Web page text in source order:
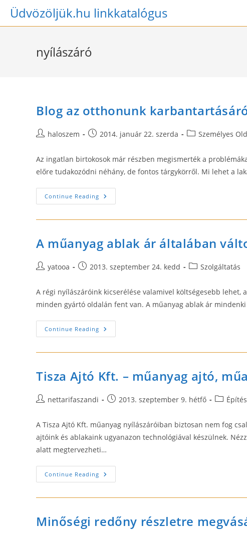
SkipÜdvözöljük.hu linkkatalógus
nyílászáró
Blog az otthonunk
Posthaloszem
Post2014. január 22. szerda
PostSzemélyes
Az ingatlan birtokosok már részben megismerték a
előre tudakozódni néhány, de fontos tárgykörről. Mi lehet a
Continue Reading Blog
Az
Karbantartásáról
Kerül
Minden?
A műanyag ablak ár általában
Postyatooa
Post2013. szeptember 24. kedd
PostSzolgáltatás
A régi nyílászáróink kicserélése valamivel költségesebb
minden gyártó oldalán fent van. A műanyag ablak ár
Continue Reading
Műanyag
Ár
A
Végére
Tisza Ajtó Kft. – műanyag ajtó,
Postnettarifaszandi
Post2013. szeptember 9. hétfő
Post
A Tisza Ajtó Kft. műanyag nyílászáróiban biztosan nem fog
ajtóink és ablakaink ugyanazon technológiával készülnek.
alatt megtervezheti…
Continue Reading Tisza
Ajtó
–
Műanyag
Ablak
Minőségi redőny részletre